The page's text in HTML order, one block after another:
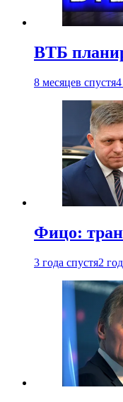
ВТБ
8 месяцев спустя
Фицо:
3 года спустя2